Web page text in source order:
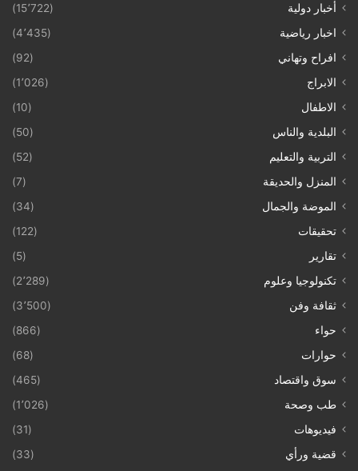
أخبار دولية
(15٬722)
اخبار رياضية
(4٬435)
افراح وتهاني
(92)
الابراج
(1٬026)
الاطفال
(10)
البلدية والناس
(50)
التربية والتعليم
(52)
المنزل والحديقة
(7)
الموضة والجمال
(34)
تحقيقات
(122)
تقارير
(5)
تكنولوجيا وعلوم
(2٬289)
ثقافة وفن
(3٬500)
حواء
(866)
حوارات
(68)
سوق واقتصاد
(465)
طب وصحة
(1٬026)
فيديوهات
(31)
قضية ورأي
(33)